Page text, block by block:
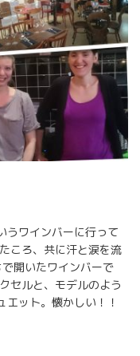
さな黒実のフルーツを
っとしたイベントに取
うワインバーに行って
ころ、共に汗と涙を流
開いたワインバーで
セルと、モデルのよう
ット。懐かしい！！
笑顔に感動！！美味